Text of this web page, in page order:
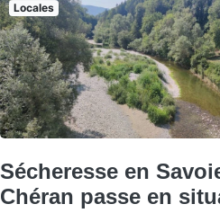
Locales
Sécheresse en
Chéran passe en